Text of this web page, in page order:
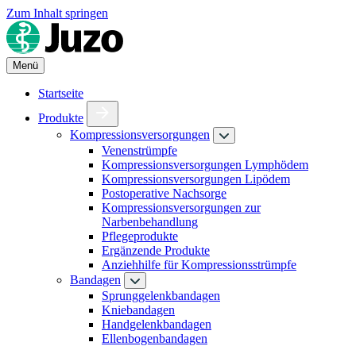
Zum Inhalt springen
Menü
Startseite
Produkte
Kompressionsversorgungen
Venenstrümpfe
Kompressionsversorgungen Lymphödem
Kompressionsversorgungen Lipödem
Postoperative Nachsorge
Kompressionsversorgungen zur
Narbenbehandlung
Pflegeprodukte
Ergänzende Produkte
Anziehhilfe für Kompressionsstrümpfe
Bandagen
Sprunggelenkbandagen
Kniebandagen
Handgelenkbandagen
Ellenbogenbandagen